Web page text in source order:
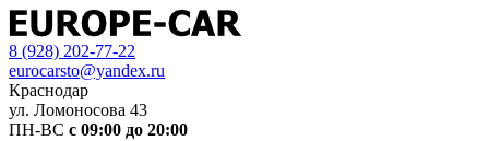
8 (928) 202-77-22
eurocarsto@yandex.ru
Краснодар
ул. Ломоносова 43
ПН-ВС с 09:00 до 20:00